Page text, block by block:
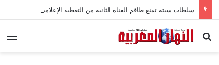
سلطات سبتة تمنع طاقم القناة الثانية من التغطية الإعلامية
بحث عن